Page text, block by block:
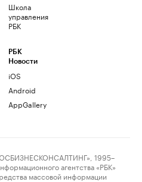
Школа
управления
РБК
РБК
Новости
iOS
Android
AppGallery
1995–
агентства «РБК»
массовой информации